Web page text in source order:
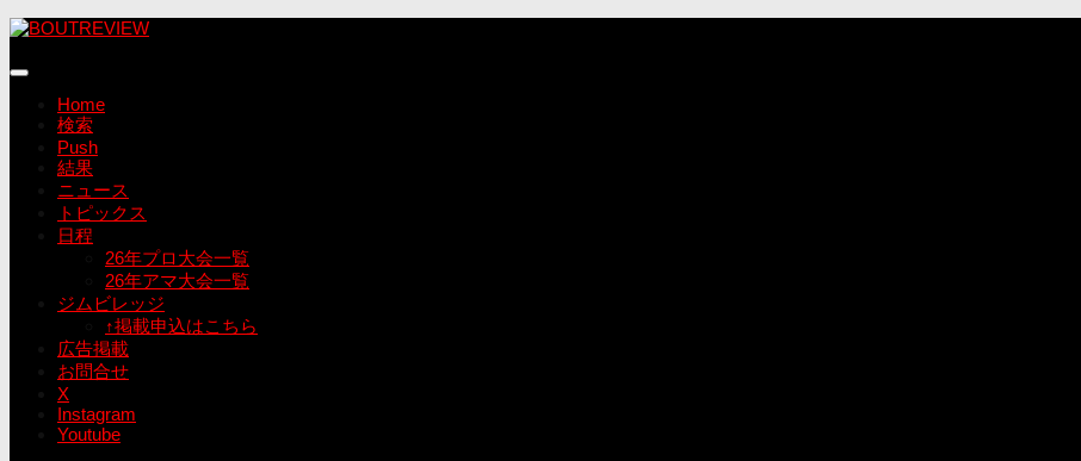
コ
テ
Home
検索
Push
結果
ニュース
トピックス
日程
26年プロ大会一覧
26年アマ大会一覧
ジムビレッジ
↑掲載申込はこちら
広告掲載
お問合せ
X
Instagram
Youtube